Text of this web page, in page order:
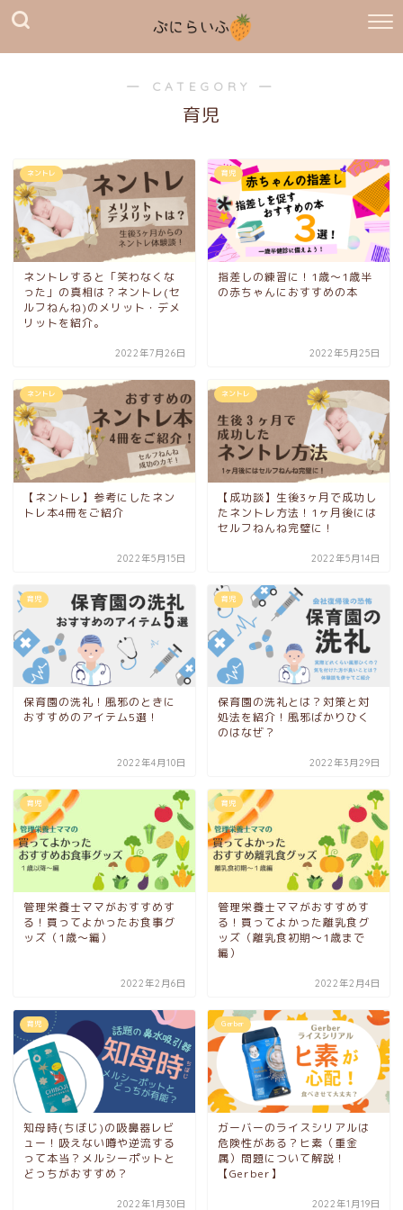
― CATEGORY ―
育児
ネントレ
ネントレすると「笑わなくな
った」の真相は？ネントレ(セ
ルフねんね)のメリット・デメ
リットを紹介。
2022年7月26日
育児
指差しの練習に！1歳～1歳半
の赤ちゃんにおすすめの本
2022年5月25日
ネントレ
【ネントレ】参考にしたネン
トレ本4冊をご紹介
2022年5月15日
ネントレ
【成功談】生後3ヶ月で成功し
たネントレ方法！1ヶ月後には
セルフねんね完璧に！
2022年5月14日
育児
保育園の洗礼！風邪のときに
おすすめのアイテム5選！
2022年4月10日
育児
保育園の洗礼とは？対策と対
処法を紹介！風邪ばかりひく
のはなぜ？
2022年3月29日
育児
管理栄養士ママがおすすめす
る！買ってよかったお食事グ
ッズ（1歳～編）
2022年2月6日
育児
管理栄養士ママがおすすめす
る！買ってよかった離乳食グ
ッズ（離乳食初期～1歳まで
編）
2022年2月4日
育児
知母時(ちぼじ)の吸鼻器レビ
ュー！吸えない噂や逆流する
って本当？メルシーポットと
どっちがおすすめ？
2022年1月30日
Gerber
ガーバーのライスシリアルは
危険性がある？ヒ素（重金
属）問題について解説！
【Gerber】
2022年1月19日